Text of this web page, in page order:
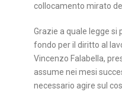
collocamento mirato
Grazie a quale legge si
fondo per il diritto al
Vincenzo Falabella,
assume nei mesi
necessario agire sul